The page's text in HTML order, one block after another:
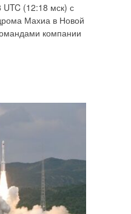
UTC (12:18 мск) с
Махиа в Новой
компании